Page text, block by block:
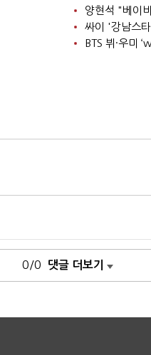
양현석 "베이
싸이 '강남스
BTS 뷔·우미
0/0 댓글 더보기